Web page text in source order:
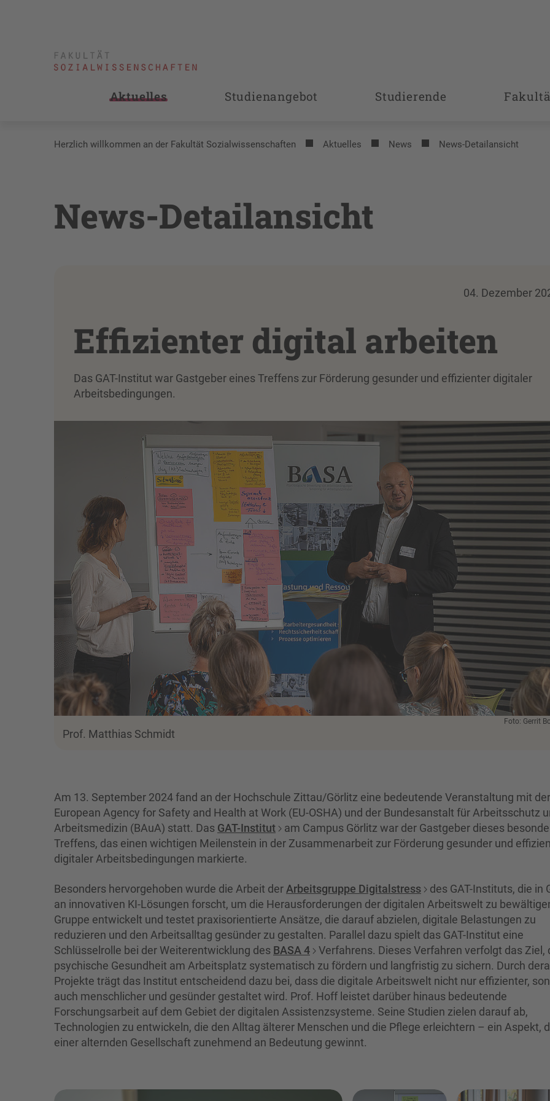
Aktuelles Studienangebot Studierende
Herzlich willkommen an der Fakultät Sozialwissenschaften Aktuelles News News-Detailansicht
News-Detailansicht
04. Dezember
Effizienter digital arbeiten
Das GAT-Institut war Gastgeber eines Treffens zur Förderung gesunder und effizienter digitaler
Arbeitsbedingungen.
Foto: Gerrit
Prof. Matthias Schmidt
Am 13. September 2024 fand an der Hochschule Zittau/Görlitz eine bedeutende Veranstaltung mit der
European Agency for Safety and Health at Work (EU-OSHA) und der Bundesanstalt für Arbeitsschutz
Arbeitsmedizin (BAuA) statt. Das GAT-Institut
am Campus Görlitz war der Gastgeber dieses
Treffens, das einen wichtigen Meilenstein in der Zusammenarbeit zur Förderung gesunder und
digitaler Arbeitsbedingungen markierte.
Besonders hervorgehoben wurde die Arbeit derArbeitsgruppe Digitalstress
des GAT-Instituts, die in
an innovativen KI-Lösungen forscht, um die Herausforderungen der digitalen Arbeitswelt zu
Gruppe entwickelt und testet praxisorientierte Ansätze, die darauf abzielen, digitale Belastungen zu
reduzieren und den Arbeitsalltag gesünder zu gestalten. Parallel dazu spielt das GAT-Institut eine
Schlüsselrolle bei der Weiterentwicklung des BASA 4
Verfahrens. Dieses Verfahren verfolgt das Ziel,
psychische Gesundheit am Arbeitsplatz systematisch zu fördern und langfristig zu sichern. Durch
Projekte trägt das Institut entscheidend dazu bei, dass die digitale Arbeitswelt nicht nur effizienter,
auch menschlicher und gesünder gestaltet wird. Prof. Hoff leistet darüber hinaus bedeutende
Forschungsarbeit auf dem Gebiet der digitalen Assistenzsysteme. Seine Studien zielen darauf ab,
Technologien zu entwickeln, die den Alltag älterer Menschen und die Pflege erleichtern – ein Aspekt,
einer alternden Gesellschaft zunehmend an Bedeutung gewinnt.